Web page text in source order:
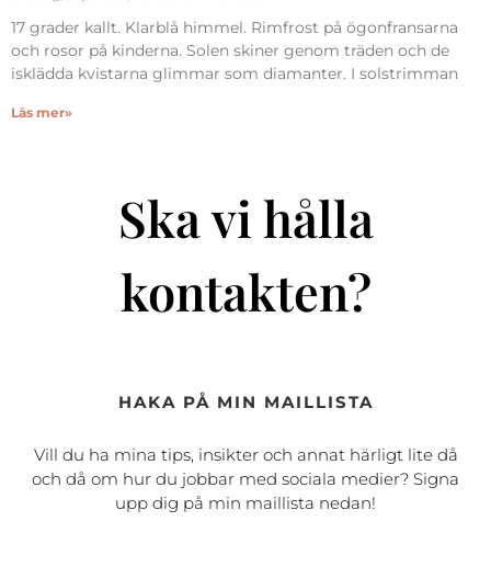
17 grader kallt. Klarblå himmel. Rimfrost på ögonfransarna
och rosor på kinderna. Solen skiner genom träden och de
isklädda kvistarna glimmar som diamanter. I solstrimman
Läs mer»
Ska vi hålla
kontakten?
HAKA PÅ MIN MAILLISTA
Vill du ha mina tips, insikter och annat härligt lite då
och då om hur du jobbar med sociala medier? Signa
upp dig på min maillista nedan!